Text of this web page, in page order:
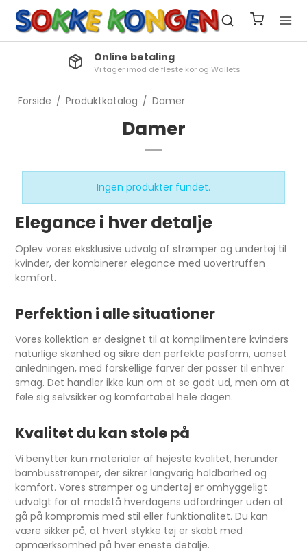
Online betaling
Vi tager imod de fleste kor og Wallets
Forside / Produktkatalog / Damer
Damer
Ingen produkter fundet.
Elegance i hver detalje
Oplev vores eksklusive udvalg af strømper og undertøj til
kvinder, der kombinerer elegance med uovertruffen
komfort.
Perfektion i alle situationer
Vores kollektion er designet til at komplimentere kvinders
naturlige skønhed og sikre den perfekte pasform, uanset
anledningen, med forskellige farver der passer til enhver
smag. Det handler ikke kun om at se godt ud, men om at
føle sig selvsikker og komfortabel hele dagen.
Kvalitet du kan stole på
Vi benytter kun materialer af højeste kvalitet, herunder
bambusstrømper, der sikrer langvarig holdbarhed og
komfort. Vores strømper og undertøj er omhyggeligt
udvalgt for at modstå hverdagens udfordringer uden at
gå på kompromis med stil eller funktionalitet. Du kan
være sikker på, at hvert stykke tøj er skabt med
opmærksomhed på hver eneste detalje.